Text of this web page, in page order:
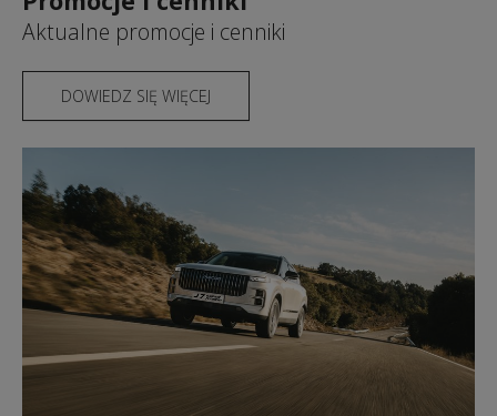
Aktualne promocje i cenniki
DOWIEDZ SIĘ WIĘCEJ